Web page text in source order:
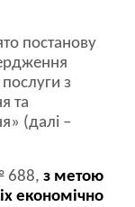
постанову
з
та
(далі –
688, з метою
економічно